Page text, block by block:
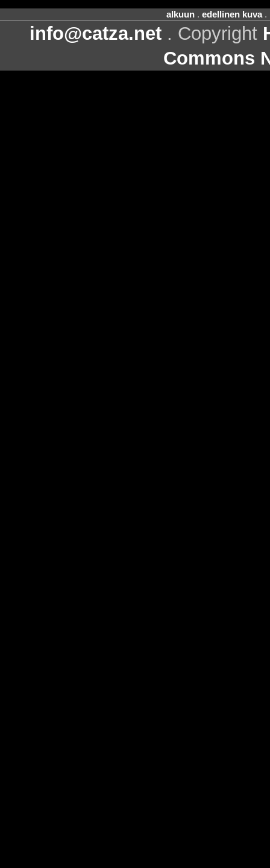
alkuun. edellinen kuva.
info@catza.net . Copyright
Commons